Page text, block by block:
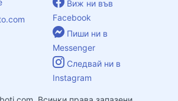
Виж ни във
Facebook
Пиши ни в
Messenger
Следвай ни в
Instagram